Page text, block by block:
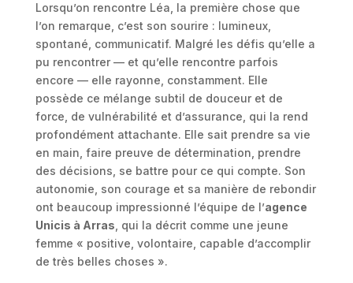
Lorsqu’on rencontre Léa, la première chose que
l’on remarque, c’est son sourire : lumineux,
spontané, communicatif. Malgré les défis qu’elle a
pu rencontrer — et qu’elle rencontre parfois
encore — elle rayonne, constamment. Elle
possède ce mélange subtil de douceur et de
force, de vulnérabilité et d’assurance, qui la rend
profondément attachante. Elle sait prendre sa vie
en main, faire preuve de détermination, prendre
des décisions, se battre pour ce qui compte. Son
autonomie, son courage et sa manière de rebondir
ont beaucoup impressionné l’équipe de l’agence
Unicis à Arras , qui la décrit comme une jeune
femme « positive, volontaire, capable d’accomplir
de très belles choses ».